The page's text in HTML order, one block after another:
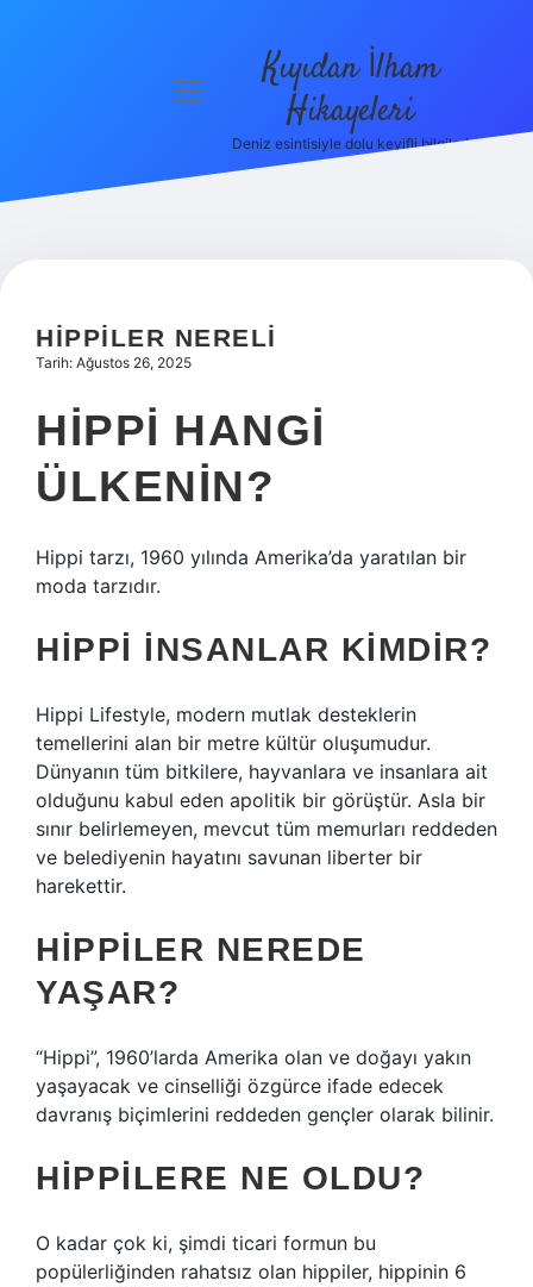
Hakkımızda
menüyü
Kıyıdan İlham
Hikayeleri
Deniz esintisiyle dolu keyifli bilgiler!
HIPPILER NERELI
Tarih: Ağustos 26, 2025
HIPPI HANGI
ÜLKENIN?
Hippi tarzı, 1960 yılında Amerika’da yaratılan bir
moda tarzıdır.
HIPPI INSANLAR KIMDIR?
Hippi Lifestyle, modern mutlak desteklerin
temellerini alan bir metre kültür oluşumudur.
Dünyanın tüm bitkilere, hayvanlara ve insanlara ait
olduğunu kabul eden apolitik bir görüştür. Asla bir
sınır belirlemeyen, mevcut tüm memurları reddeden
ve belediyenin hayatını savunan liberter bir
harekettir.
HIPPILER NEREDE
YAŞAR?
“Hippi”, 1960’larda Amerika olan ve doğayı yakın
yaşayacak ve cinselliği özgürce ifade edecek
davranış biçimlerini reddeden gençler olarak bilinir.
HIPPILERE NE OLDU?
O kadar çok ki, şimdi ticari formun bu
popülerliğinden rahatsız olan hippiler, hippinin 6